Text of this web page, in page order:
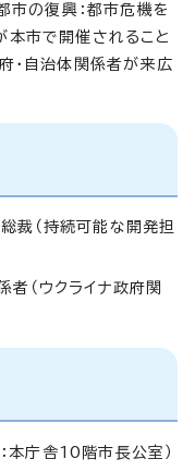
市の復興：都市危機を
本市で開催されること
・自治体関係者が来広
裁（持続可能な開発担
者（ウクライナ政府関
本庁舎10階市長公室）